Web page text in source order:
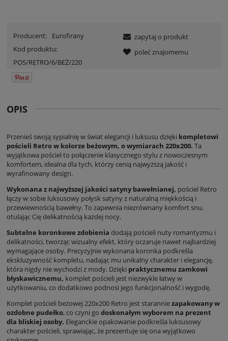
Producent:
Eurofirany
Kod produktu:
POS/RETRO/6/BEŻ/220
zapytaj o produkt
poleć znajomemu
OPIS
Przenieś swoją sypialnię w świat elegancji i luksusu dzięki kompletowi
pościeli Retro w kolorze beżowym, o wymiarach 220x200. Ta
wyjątkowa pościel to połączenie klasycznego stylu z nowoczesnym
komfortem, idealna dla tych, którzy cenią najwyższą jakość i
wyrafinowany design.
Wykonana z najwyższej jakości satyny bawełnianej, pościel Retro
łączy w sobie luksusowy połysk satyny z naturalną miękkością i
przewiewnością bawełny. To zapewnia niezrównany komfort snu,
otulając Cię delikatnością każdej nocy.
Subtelne koronkowe zdobienia dodają pościeli nuty romantyzmu i
delikatności, tworząc wizualny efekt, który oczaruje nawet najbardziej
wymagające osoby. Precyzyjnie wykonana koronka podkreśla
ekskluzywność kompletu, nadając mu unikalny charakter i elegancję,
która nigdy nie wychodzi z mody. Dzięki praktycznemu zamkowi
błyskawicznemu, komplet pościeli jest niezwykle łatwy w
użytkowaniu, co dodatkowo podnosi jego funkcjonalność i wygodę.
Komplet pościeli beżowej 220x200 Retro jest staranniezapakowany w
ozdobne pudełko, co czyni go doskonałym wyborem na prezent
dla bliskiej osoby. Eleganckie opakowanie podkreśla luksusowy
charakter pościeli, sprawiając, że prezentuje się ona wyjątkowo